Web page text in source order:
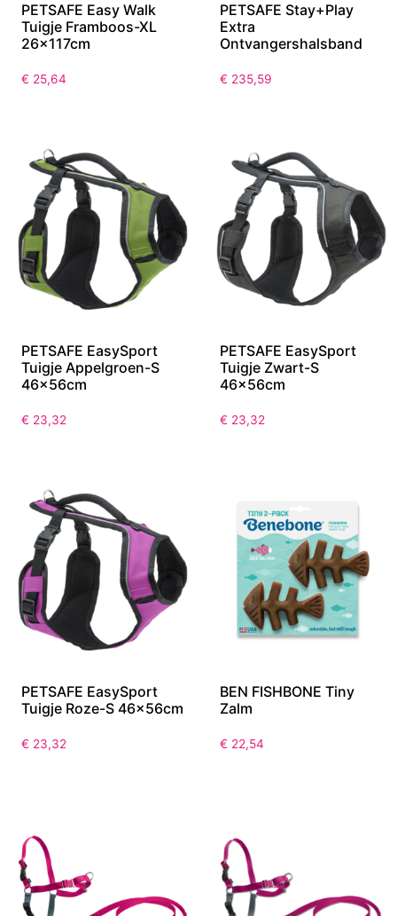
PETSAFE Easy Walk
Tuigje Framboos-XL
26x117cm
€ 25,64
PETSAFE Stay+Play
Extra
Ontvangershalsband
€ 235,59
PETSAFE EasySport
Tuigje Appelgroen-S
46x56cm
€ 23,32
PETSAFE EasySport
Tuigje Zwart-S
46x56cm
€ 23,32
PETSAFE EasySport
Tuigje Roze-S 46x56cm
€ 23,32
BEN FISHBONE Tiny
Zalm
€ 22,54